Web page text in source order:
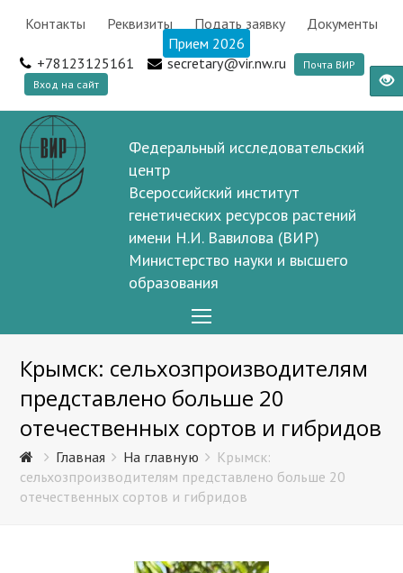
Контакты Реквизиты Подать заявку
Документы
Прием 2026
+78123125161
secretary@vir.nw.ru
Почта ВИР
Вход на сайт
Федеральный исследовательский
центр
Всероссийский институт
генетических ресурсов растений
имени Н.И. Вавилова (ВИР)
Министерство науки и высшего
образования
Menu
Крымск: сельхозпроизводителям
представлено больше 20
отечественных сортов и гибридов
Главная На главную
Крымск:
сельхозпроизводителям представлено больше 20
отечественных сортов и гибридов